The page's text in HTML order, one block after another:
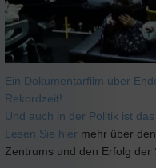
Ein Dokumentarfilm über
Rekordzeit!
Und auch in der Politik ist
Lesen Sie hier mehr über
Zentrums und den Erfolg der